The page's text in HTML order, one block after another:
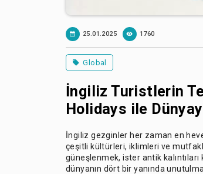
25.01.2025 1760
Global
İngiliz Turistlerin
Holidays ile
İngiliz gezginler her zaman en
çeşitli kültürleri, iklimleri ve
güneşlenmek, ister antik
dünyanın dört bir yanında